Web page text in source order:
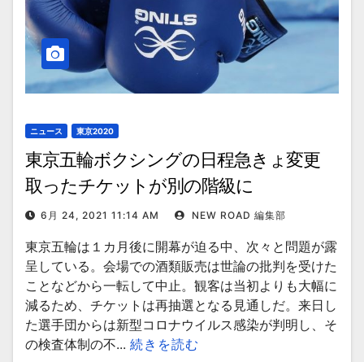
ニュース 東京2020
東京五輪ボクシングの日程急きょ変更
取ったチケットが別の階級に
6月 24, 2021 11:14 AM NEW ROAD 編集部
東京五輪は１カ月後に開幕が迫る中、次々と問題が露
呈している。会場での酒類販売は世論の批判を受けた
ことなどから一転して中止。観客は当初よりも大幅に
減るため、チケットは再抽選となる見通しだ。来日し
た選手団からは新型コロナウイルス感染が判明し、そ
の検査体制の不... 続きを読む